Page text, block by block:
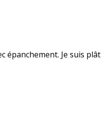
épanchement. Je suis